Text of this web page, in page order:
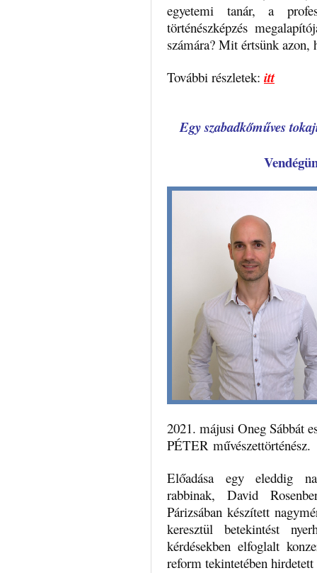
egyetemi tanár, a
történészképzés
számára? Mit értsünk azon,
További részletek: itt
Egy szabadkőműves
2021. májusi Oneg Sábbát
PÉTER művészettörténész.
Előadása egy eleddig
rabbinak, David
Párizsában készített
keresztül betekintést
kérdésekben elfoglalt
reform tekintetében